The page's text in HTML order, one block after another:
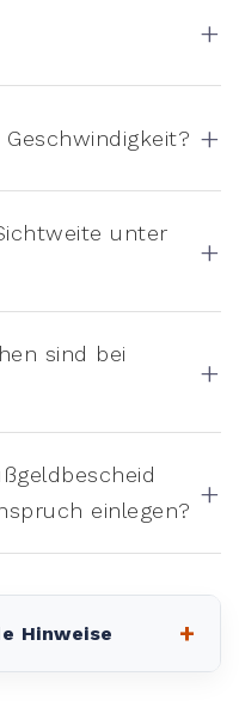
+
+
unter
+
sind bei
+
einlegen? +
Hinweise +